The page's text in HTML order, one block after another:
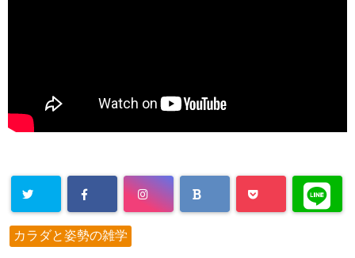
カラダと姿勢の雑学